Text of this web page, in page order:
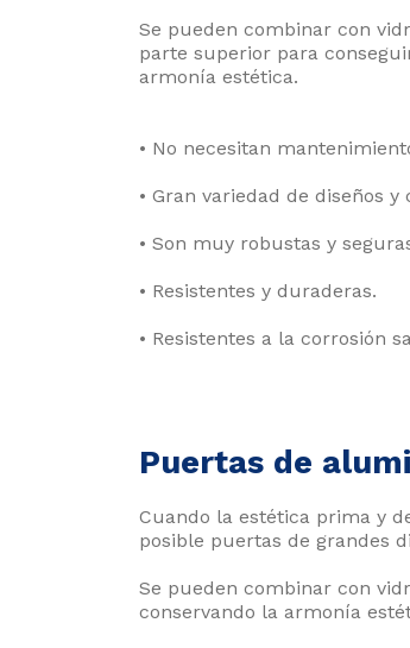
Se pueden combinar con
parte superior para
armonía estética.
• No necesitan
• Gran variedad de diseños y
• Son muy robustas y
• Resistentes y duraderas.
• Resistentes a la corrosión
Puertas de
Cuando la estética prima y
posible puertas de grandes
Se pueden combinar con
conservando la armonía